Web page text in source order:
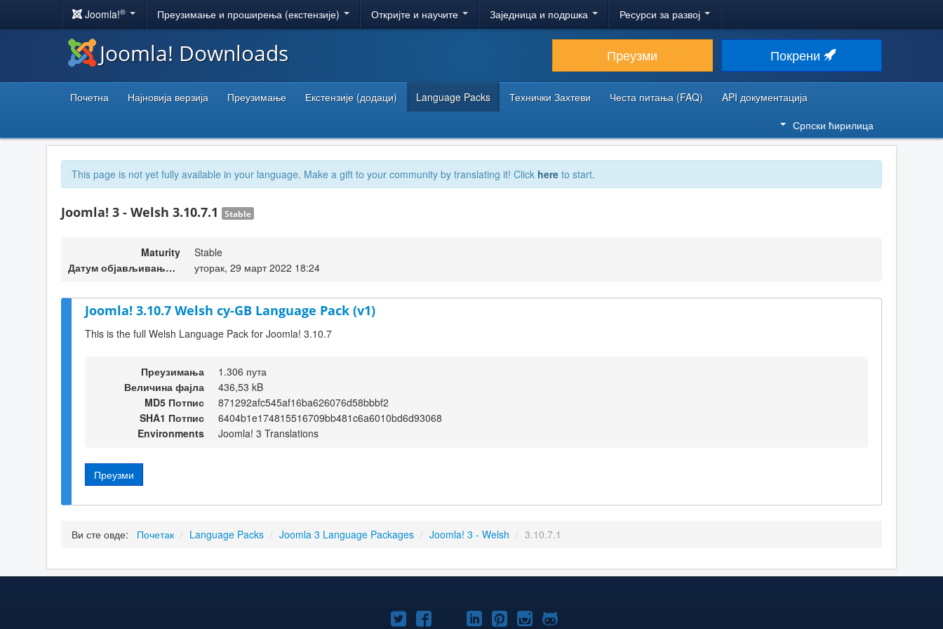
Joomla!® Преузимање и проширења (екстензије) Откријте и научите Заједница и подршка Ресурси за развој
Joomla! Downloads Преузми Покрени
Почетна Најновија верзија Преузимање Екстензије (додаци) Language Packs Технички Захтеви Честа питања (FAQ)
API документација
Српски ћирилица
This page is not yet fully available in your language. Make a gift to your community by translating it! Click here to start.
Joomla! 3 - Welsh 3.10.7.1 Stable
Maturity
Stable
Датум објављивања верзије
уторак, 29 март 2022 18:24
Joomla! 3.10.7 Welsh cy-GB Language Pack (v1)
This is the full Welsh Language Pack for Joomla! 3.10.7
Преузимања
1.306 пута
Величина фајла
436,53 kB
MD5 Потпис
871292afc545af16ba626076d58bbbf2
SHA1 Потпис
6404b1e174815516709bb481c6a6010bd6d93068
Environments
Joomla! 3 Translations
Преузми
Ви сте овде: Почетак / Language Packs / Joomla 3 Language Packages / Joomla! 3 - Welsh / 3.10.7.1
Joomla!Joomla!Joomla!
Joomla!Joomla!
Joomla!Joomla!